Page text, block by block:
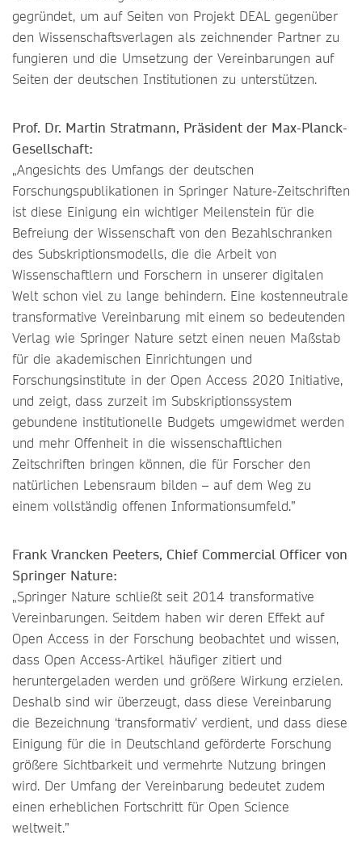
gegründet, um auf Seiten von Projekt DEAL gegenüber
den Wissenschaftsverlagen als zeichnender Partner zu
fungieren und die Umsetzung der Vereinbarungen auf
Seiten der deutschen Institutionen zu unterstützen.
Prof. Dr. Martin Stratmann, Präsident der Max-Planck-
Gesellschaft:
„Angesichts des Umfangs der deutschen
Forschungspublikationen in Springer Nature-Zeitschriften
ist diese Einigung ein wichtiger Meilenstein für die
Befreiung der Wissenschaft von den Bezahlschranken
des Subskriptionsmodells, die die Arbeit von
Wissenschaftlern und Forschern in unserer digitalen
Welt schon viel zu lange behindern. Eine kostenneutrale
transformative Vereinbarung mit einem so bedeutenden
Verlag wie Springer Nature setzt einen neuen Maßstab
für die akademischen Einrichtungen und
Forschungsinstitute in der Open Access 2020 Initiative,
und zeigt, dass zurzeit im Subskriptionssystem
gebundene institutionelle Budgets umgewidmet werden
und mehr Offenheit in die wissenschaftlichen
Zeitschriften bringen können, die für Forscher den
natürlichen Lebensraum bilden – auf dem Weg zu
einem vollständig offenen Informationsumfeld.”
Frank Vrancken Peeters, Chief Commercial Officer von
Springer Nature:
„Springer Nature schließt seit 2014 transformative
Vereinbarungen. Seitdem haben wir deren Effekt auf
Open Access in der Forschung beobachtet und wissen,
dass Open Access-Artikel häufiger zitiert und
heruntergeladen werden und größere Wirkung erzielen.
Deshalb sind wir überzeugt, dass diese Vereinbarung
die Bezeichnung ‘transformativ’ verdient, und dass diese
Einigung für die in Deutschland geförderte Forschung
größere Sichtbarkeit und vermehrte Nutzung bringen
wird. Der Umfang der Vereinbarung bedeutet zudem
einen erheblichen Fortschritt für Open Science
weltweit.”